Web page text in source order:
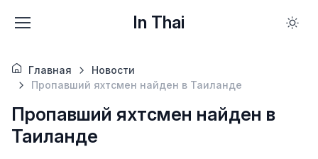
In Thai
Главная
Новости
Пропавший яхтсмен найден в Таиланде
Пропавший яхтсмен найден в
Таиланде